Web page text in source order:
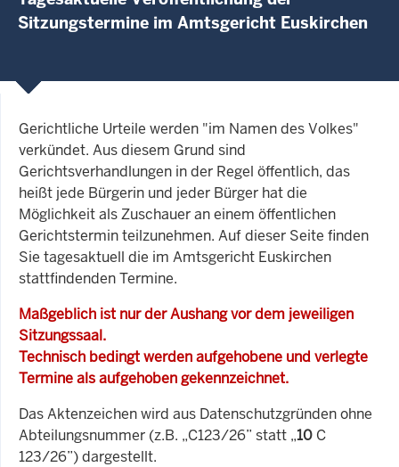
Sitzungstermine im Amtsgericht Euskirchen
Gerichtliche Urteile werden "im Namen des Volkes"
verkündet. Aus diesem Grund sind
Gerichtsverhandlungen in der Regel öffentlich, das
heißt jede Bürgerin und jeder Bürger hat die
Möglichkeit als Zuschauer an einem öffentlichen
Gerichtstermin teilzunehmen. Auf dieser Seite finden
Sie tagesaktuell die im Amtsgericht Euskirchen
stattfindenden Termine.
Maßgeblich ist nur der Aushang vor dem jeweiligen
Sitzungssaal.
Technisch bedingt werden aufgehobene und verlegte
Termine als aufgehoben gekennzeichnet.
Das Aktenzeichen wird aus Datenschutzgründen ohne
Abteilungsnummer (z.B. „C123/26” statt „10 C
123/26”) dargestellt.